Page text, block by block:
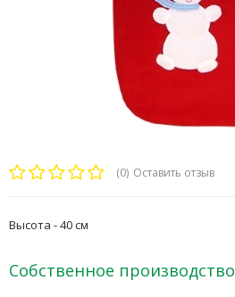
(0) Оставить отзыв
Высота - 40 см
Собственное производство